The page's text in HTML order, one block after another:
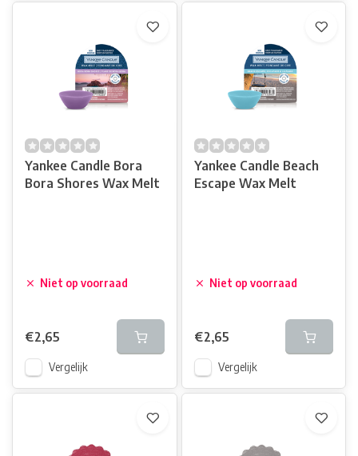
Yankee Candle Bora
Bora Shores Wax Melt
Niet op voorraad
€2,65
Vergelijk
Yankee Candle Beach
Escape Wax Melt
Niet op voorraad
€2,65
Vergelijk